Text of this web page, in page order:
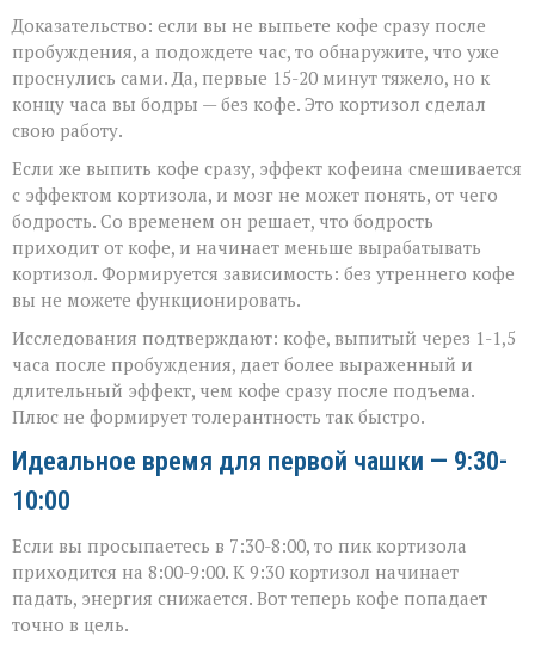
Доказательство: если вы не выпьете кофе сразу после
пробуждения, а подождете час, то обнаружите, что уже
проснулись сами. Да, первые 15-20 минут тяжело, но к
концу часа вы бодры — без кофе. Это кортизол сделал
свою работу.
Если же выпить кофе сразу, эффект кофеина смешивается
с эффектом кортизола, и мозг не может понять, от чего
бодрость. Со временем он решает, что бодрость
приходит от кофе, и начинает меньше вырабатывать
кортизол. Формируется зависимость: без утреннего кофе
вы не можете функционировать.
Исследования подтверждают: кофе, выпитый через 1-1,5
часа после пробуждения, дает более выраженный и
длительный эффект, чем кофе сразу после подъема.
Плюс не формирует толерантность так быстро.
Идеальное время для первой чашки — 9:30-
10:00
Если вы просыпаетесь в 7:30-8:00, то пик кортизола
приходится на 8:00-9:00. К 9:30 кортизол начинает
падать, энергия снижается. Вот теперь кофе попадает
точно в цель.